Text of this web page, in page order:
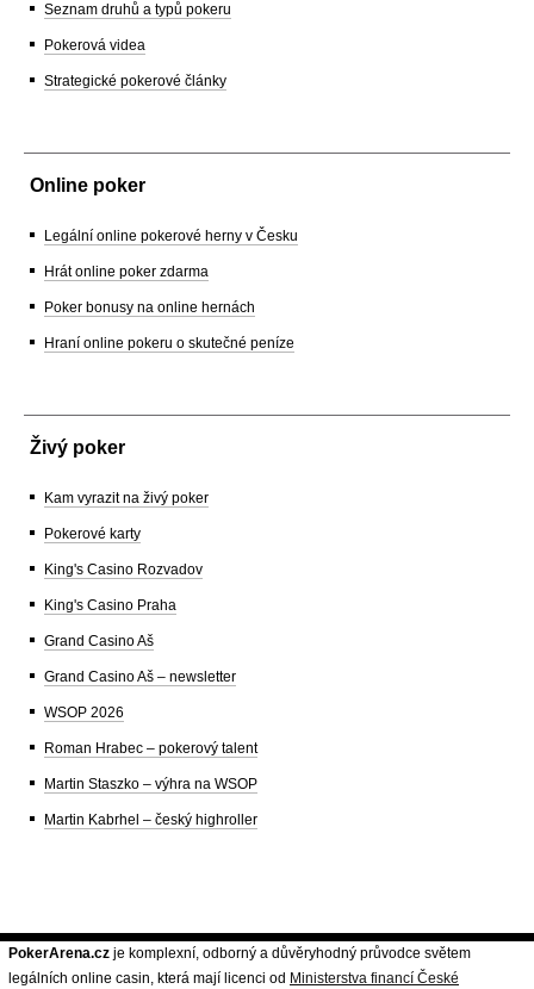
Seznam druhů a typů pokeru
Pokerová videa
Strategické pokerové články
Online poker
Legální online pokerové herny v Česku
Hrát online poker zdarma
Poker bonusy na online hernách
Hraní online pokeru o skutečné peníze
Živý poker
Kam vyrazit na živý poker
Pokerové karty
King's Casino Rozvadov
King's Casino Praha
Grand Casino Aš
Grand Casino Aš – newsletter
WSOP 2026
Roman Hrabec – pokerový talent
Martin Staszko – výhra na WSOP
Martin Kabrhel – český highroller
PokerArena.cz je komplexní, odborný a důvěryhodný průvodce světem
legálních online casin, která mají licenci od Ministerstva financí České